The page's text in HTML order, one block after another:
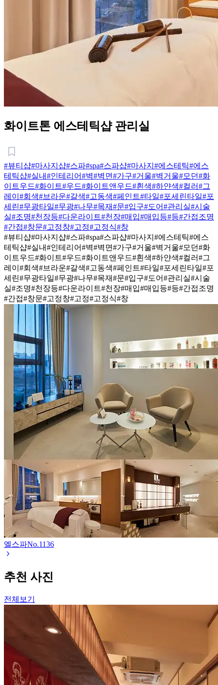
화이트톤 에스테틱샵 관리실
#뷰티샵#마사지샵#스파#spa#스파샵#마사지 #에스테틱#에스
테틱샵#실내#인테리어#벽#벽면#가구#거울#벽거울#모던#화
이트우드#화이트#우드#화이트앤우드#흰색#하얀색#컬러#그
레이 #회색#브라운#갈색#고동색#페인트#타일#포세린타일#포
세린#무광타일#무광#나무#목재#문#입구#도어#관리실#시술
실#조명#천장등#다운라이트#천장#매입#매입등#등#간접조명
#간접#창문#고정창#고정#고정식#창
#뷰티샵#마사지샵#스파#spa#스파샵#마사지 #에스테틱#에스
테틱샵#실내#인테리어#벽#벽면#가구#거울#벽거울#모던#화
이트우드#화이트#우드#화이트앤우드#흰색#하얀색#컬러#그
레이 #회색#브라운#갈색#고동색#페인트#타일#포세린타일#포
세린#무광타일#무광#나무#목재#문#입구#도어#관리실#시술
실#조명#천장등#다운라이트#천장#매입#매입등#등#간접조명
#간접#창문#고정창#고정#고정식#창
엘스파No.1136
추천 사진
전체보기